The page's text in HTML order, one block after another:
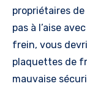
propriétaires de
pas à l’aise
frein, vous
plaquettes de
mauvaise